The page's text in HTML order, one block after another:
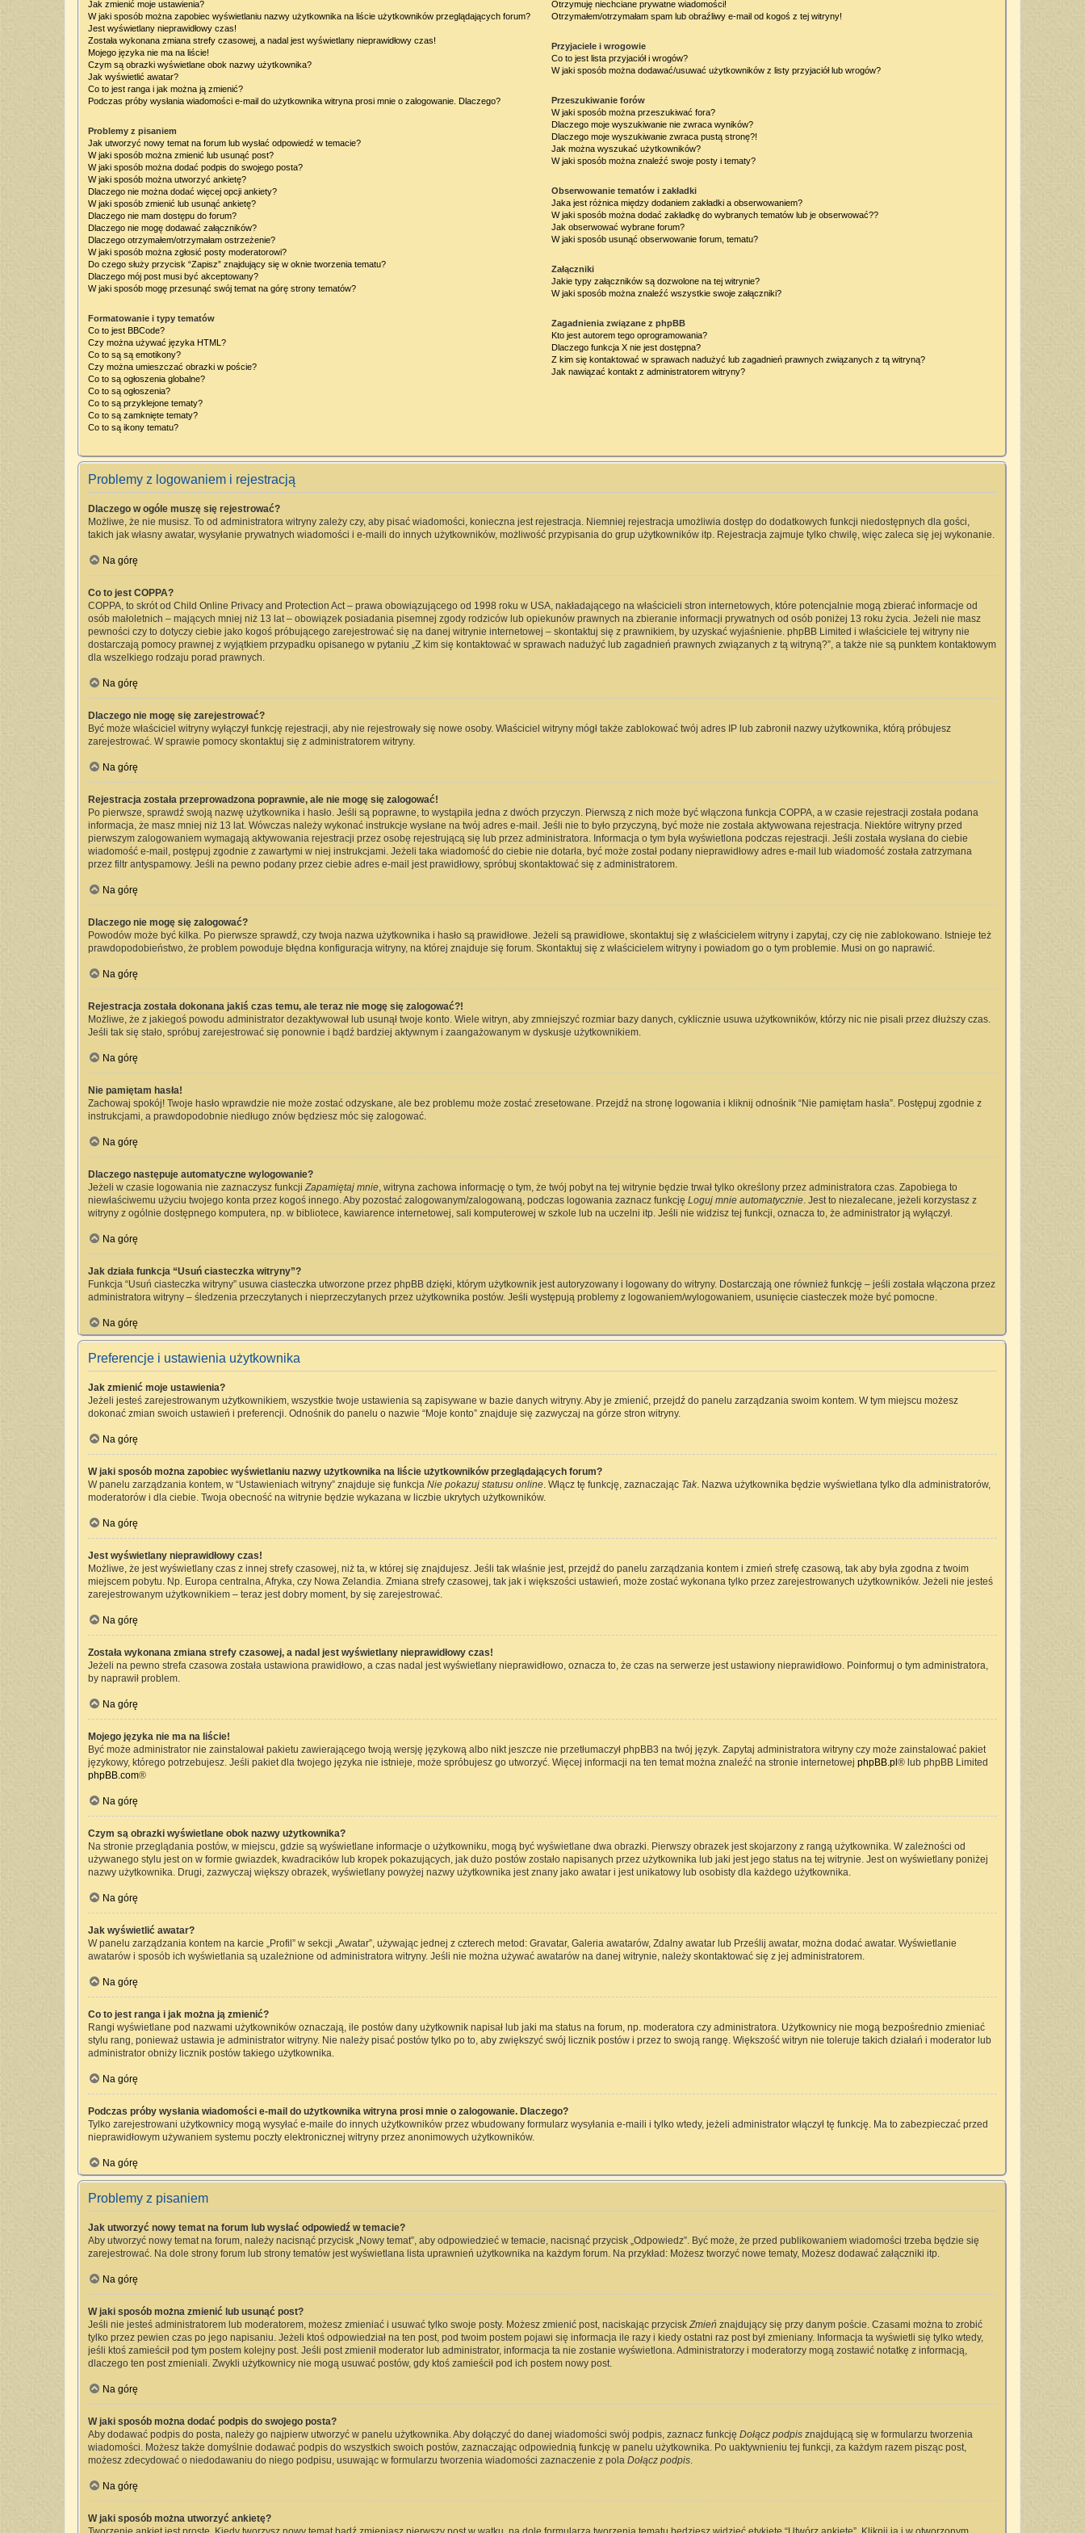
Jak zmienić moje ustawienia?
W jaki sposób można zapobiec wyświetlaniu nazwy użytkownika na liście użytkowników przeglądających forum?
Jest wyświetlany nieprawidłowy czas!
Została wykonana zmiana strefy czasowej, a nadal jest wyświetlany nieprawidłowy czas!
Mojego języka nie ma na liście!
Czym są obrazki wyświetlane obok nazwy użytkownika?
Jak wyświetlić awatar?
Co to jest ranga i jak można ją zmienić?
Podczas próby wysłania wiadomości e-mail do użytkownika witryna prosi mnie o zalogowanie. Dlaczego?
Problemy z pisaniem
Jak utworzyć nowy temat na forum lub wysłać odpowiedź w temacie?
W jaki sposób można zmienić lub usunąć post?
W jaki sposób można dodać podpis do swojego posta?
W jaki sposób można utworzyć ankietę?
Dlaczego nie można dodać więcej opcji ankiety?
W jaki sposób zmienić lub usunąć ankietę?
Dlaczego nie mam dostępu do forum?
Dlaczego nie mogę dodawać załączników?
Dlaczego otrzymałem/otrzymałam ostrzeżenie?
W jaki sposób można zgłosić posty moderatorowi?
Do czego służy przycisk “Zapisz” znajdujący się w oknie tworzenia tematu?
Dlaczego mój post musi być akceptowany?
W jaki sposób mogę przesunąć swój temat na górę strony tematów?
Formatowanie i typy tematów
Co to jest BBCode?
Czy można używać języka HTML?
Co to są są emotikony?
Czy można umieszczać obrazki w poście?
Co to są ogłoszenia globalne?
Co to są ogłoszenia?
Co to są przyklejone tematy?
Co to są zamknięte tematy?
Co to są ikony tematu?
Otrzymuję niechciane prywatne wiadomości!
Otrzymałem/otrzymałam spam lub obraźliwy e-mail od kogoś z tej witryny!
Przyjaciele i wrogowie
Co to jest lista przyjaciół i wrogów?
W jaki sposób można dodawać/usuwać użytkowników z listy przyjaciół lub wrogów?
Przeszukiwanie forów
W jaki sposób można przeszukiwać fora?
Dlaczego moje wyszukiwanie nie zwraca wyników?
Dlaczego moje wyszukiwanie zwraca pustą stronę?!
Jak można wyszukać użytkowników?
W jaki sposób można znaleźć swoje posty i tematy?
Obserwowanie tematów i zakładki
Jaka jest różnica między dodaniem zakładki a obserwowaniem?
W jaki sposób można dodać zakładkę do wybranych tematów lub je obserwować??
Jak obserwować wybrane forum?
W jaki sposób usunąć obserwowanie forum, tematu?
Załączniki
Jakie typy załączników są dozwolone na tej witrynie?
W jaki sposób można znaleźć wszystkie swoje załączniki?
Zagadnienia związane z phpBB
Kto jest autorem tego oprogramowania?
Dlaczego funkcja X nie jest dostępna?
Z kim się kontaktować w sprawach nadużyć lub zagadnień prawnych związanych z tą witryną?
Jak nawiązać kontakt z administratorem witryny?
Problemy z logowaniem i rejestracją
Dlaczego w ogóle muszę się rejestrować?
Możliwe, że nie musisz. To od administratora witryny zależy czy, aby pisać wiadomości, konieczna jest rejestracja. Niemniej rejestracja umożliwia dostęp do dodatkowych funkcji niedostępnych dla gości,
takich jak własny awatar, wysyłanie prywatnych wiadomości i e-maili do innych użytkowników, możliwość przypisania do grup użytkowników itp. Rejestracja zajmuje tylko chwilę, więc zaleca się jej wykonanie.
Na górę
Co to jest COPPA?
COPPA, to skrót od Child Online Privacy and Protection Act – prawa obowiązującego od 1998 roku w USA, nakładającego na właścicieli stron internetowych, które potencjalnie mogą zbierać informacje od
osób małoletnich – mających mniej niż 13 lat – obowiązek posiadania pisemnej zgody rodziców lub opiekunów prawnych na zbieranie informacji prywatnych od osób poniżej 13 roku życia. Jeżeli nie masz
pewności czy to dotyczy ciebie jako kogoś próbującego zarejestrować się na danej witrynie internetowej – skontaktuj się z prawnikiem, by uzyskać wyjaśnienie. phpBB Limited i właściciele tej witryny nie
dostarczają pomocy prawnej z wyjątkiem przypadku opisanego w pytaniu „Z kim się kontaktować w sprawach nadużyć lub zagadnień prawnych związanych z tą witryną?”, a także nie są punktem kontaktowym
dla wszelkiego rodzaju porad prawnych.
Na górę
Dlaczego nie mogę się zarejestrować?
Być może właściciel witryny wyłączył funkcję rejestracji, aby nie rejestrowały się nowe osoby. Właściciel witryny mógł także zablokować twój adres IP lub zabronił nazwy użytkownika, którą próbujesz
zarejestrować. W sprawie pomocy skontaktuj się z administratorem witryny.
Na górę
Rejestracja została przeprowadzona poprawnie, ale nie mogę się zalogować!
Po pierwsze, sprawdź swoją nazwę użytkownika i hasło. Jeśli są poprawne, to wystąpiła jedna z dwóch przyczyn. Pierwszą z nich może być włączona funkcja COPPA, a w czasie rejestracji została podana
informacja, że masz mniej niż 13 lat. Wówczas należy wykonać instrukcje wysłane na twój adres e-mail. Jeśli nie to było przyczyną, być może nie została aktywowana rejestracja. Niektóre witryny przed
pierwszym zalogowaniem wymagają aktywowania rejestracji przez osobę rejestrującą się lub przez administratora. Informacja o tym była wyświetlona podczas rejestracji. Jeśli została wysłana do ciebie
wiadomość e-mail, postępuj zgodnie z zawartymi w niej instrukcjami. Jeżeli taka wiadomość do ciebie nie dotarła, być może został podany nieprawidłowy adres e-mail lub wiadomość została zatrzymana
przez filtr antyspamowy. Jeśli na pewno podany przez ciebie adres e-mail jest prawidłowy, spróbuj skontaktować się z administratorem.
Na górę
Dlaczego nie mogę się zalogować?
Powodów może być kilka. Po pierwsze sprawdź, czy twoja nazwa użytkownika i hasło są prawidłowe. Jeżeli są prawidłowe, skontaktuj się z właścicielem witryny i zapytaj, czy cię nie zablokowano. Istnieje też
prawdopodobieństwo, że problem powoduje błędna konfiguracja witryny, na której znajduje się forum. Skontaktuj się z właścicielem witryny i powiadom go o tym problemie. Musi on go naprawić.
Na górę
Rejestracja została dokonana jakiś czas temu, ale teraz nie mogę się zalogować?!
Możliwe, że z jakiegoś powodu administrator dezaktywował lub usunął twoje konto. Wiele witryn, aby zmniejszyć rozmiar bazy danych, cyklicznie usuwa użytkowników, którzy nic nie pisali przez dłuższy czas.
Jeśli tak się stało, spróbuj zarejestrować się ponownie i bądź bardziej aktywnym i zaangażowanym w dyskusje użytkownikiem.
Na górę
Nie pamiętam hasła!
Zachowaj spokój! Twoje hasło wprawdzie nie może zostać odzyskane, ale bez problemu może zostać zresetowane. Przejdź na stronę logowania i kliknij odnośnik “Nie pamiętam hasła”. Postępuj zgodnie z
instrukcjami, a prawdopodobnie niedługo znów będziesz móc się zalogować.
Na górę
Dlaczego następuje automatyczne wylogowanie?
Jeżeli w czasie logowania nie zaznaczysz funkcjiZapamiętaj mnie, witryna zachowa informację o tym, że twój pobyt na tej witrynie będzie trwał tylko określony przez administratora czas. Zapobiega to
niewłaściwemu użyciu twojego konta przez kogoś innego. Aby pozostać zalogowanym/zalogowaną, podczas logowania zaznacz funkcję Loguj mnie automatycznie. Jest to niezalecane, jeżeli korzystasz z
witryny z ogólnie dostępnego komputera, np. w bibliotece, kawiarence internetowej, sali komputerowej w szkole lub na uczelni itp. Jeśli nie widzisz tej funkcji, oznacza to, że administrator ją wyłączył.
Na górę
Jak działa funkcja “Usuń ciasteczka witryny”?
Funkcja “Usuń ciasteczka witryny” usuwa ciasteczka utworzone przez phpBB dzięki, którym użytkownik jest autoryzowany i logowany do witryny. Dostarczają one również funkcję – jeśli została włączona przez
administratora witryny – śledzenia przeczytanych i nieprzeczytanych przez użytkownika postów. Jeśli występują problemy z logowaniem/wylogowaniem, usunięcie ciasteczek może być pomocne.
Na górę
Preferencje i ustawienia użytkownika
Jak zmienić moje ustawienia?
Jeżeli jesteś zarejestrowanym użytkownikiem, wszystkie twoje ustawienia są zapisywane w bazie danych witryny. Aby je zmienić, przejdź do panelu zarządzania swoim kontem. W tym miejscu możesz
dokonać zmian swoich ustawień i preferencji. Odnośnik do panelu o nazwie “Moje konto” znajduje się zazwyczaj na górze stron witryny.
Na górę
W jaki sposób można zapobiec wyświetlaniu nazwy użytkownika na liście użytkowników przeglądających forum?
W panelu zarządzania kontem, w “Ustawieniach witryny” znajduje się funkcja Nie pokazuj statusu online. Włącz tę funkcję, zaznaczając Tak. Nazwa użytkownika będzie wyświetlana tylko dla administratorów,
moderatorów i dla ciebie. Twoja obecność na witrynie będzie wykazana w liczbie ukrytych użytkowników.
Na górę
Jest wyświetlany nieprawidłowy czas!
Możliwe, że jest wyświetlany czas z innej strefy czasowej, niż ta, w której się znajdujesz. Jeśli tak właśnie jest, przejdź do panelu zarządzania kontem i zmień strefę czasową, tak aby była zgodna z twoim
miejscem pobytu. Np. Europa centralna, Afryka, czy Nowa Zelandia. Zmiana strefy czasowej, tak jak i większości ustawień, może zostać wykonana tylko przez zarejestrowanych użytkowników. Jeżeli nie jesteś
zarejestrowanym użytkownikiem – teraz jest dobry moment, by się zarejestrować.
Na górę
Została wykonana zmiana strefy czasowej, a nadal jest wyświetlany nieprawidłowy czas!
Jeżeli na pewno strefa czasowa została ustawiona prawidłowo, a czas nadal jest wyświetlany nieprawidłowo, oznacza to, że czas na serwerze jest ustawiony nieprawidłowo. Poinformuj o tym administratora,
by naprawił problem.
Na górę
Mojego języka nie ma na liście!
Być może administrator nie zainstalował pakietu zawierającego twoją wersję językową albo nikt jeszcze nie przetłumaczył phpBB3 na twój język. Zapytaj administratora witryny czy może zainstalować pakiet
językowy, którego potrzebujesz. Jeśli pakiet dla twojego języka nie istnieje, może spróbujesz go utworzyć. Więcej informacji na ten temat można znaleźć na stronie internetowej phpBB.pl ® lub phpBB Limited
phpBB.com®
Na górę
Czym są obrazki wyświetlane obok nazwy użytkownika?
Na stronie przeglądania postów, w miejscu, gdzie są wyświetlane informacje o użytkowniku, mogą być wyświetlane dwa obrazki. Pierwszy obrazek jest skojarzony z rangą użytkownika. W zależności od
używanego stylu jest on w formie gwiazdek, kwadracików lub kropek pokazujących, jak dużo postów zostało napisanych przez użytkownika lub jaki jest jego status na tej witrynie. Jest on wyświetlany poniżej
nazwy użytkownika. Drugi, zazwyczaj większy obrazek, wyświetlany powyżej nazwy użytkownika jest znany jako awatar i jest unikatowy lub osobisty dla każdego użytkownika.
Na górę
Jak wyświetlić awatar?
W panelu zarządzania kontem na karcie „Profil” w sekcji „Awatar”, używając jednej z czterech metod: Gravatar, Galeria awatarów, Zdalny awatar lub Prześlij awatar, można dodać awatar. Wyświetlanie
awatarów i sposób ich wyświetlania są uzależnione od administratora witryny. Jeśli nie można używać awatarów na danej witrynie, należy skontaktować się z jej administratorem.
Na górę
Co to jest ranga i jak można ją zmienić?
Rangi wyświetlane pod nazwami użytkowników oznaczają, ile postów dany użytkownik napisał lub jaki ma status na forum, np. moderatora czy administratora. Użytkownicy nie mogą bezpośrednio zmieniać
stylu rang, ponieważ ustawia je administrator witryny. Nie należy pisać postów tylko po to, aby zwiększyć swój licznik postów i przez to swoją rangę. Większość witryn nie toleruje takich działań i moderator lub
administrator obniży licznik postów takiego użytkownika.
Na górę
Podczas próby wysłania wiadomości e-mail do użytkownika witryna prosi mnie o zalogowanie. Dlaczego?
Tylko zarejestrowani użytkownicy mogą wysyłać e-maile do innych użytkowników przez wbudowany formularz wysyłania e-maili i tylko wtedy, jeżeli administrator włączył tę funkcję. Ma to zabezpieczać przed
nieprawidłowym używaniem systemu poczty elektronicznej witryny przez anonimowych użytkowników.
Na górę
Problemy z pisaniem
Jak utworzyć nowy temat na forum lub wysłać odpowiedź w temacie?
Aby utworzyć nowy temat na forum, należy nacisnąć przycisk „Nowy temat”, aby odpowiedzieć w temacie, nacisnąć przycisk „Odpowiedz”. Być może, że przed publikowaniem wiadomości trzeba będzie się
zarejestrować. Na dole strony forum lub strony tematów jest wyświetlana lista uprawnień użytkownika na każdym forum. Na przykład: Możesz tworzyć nowe tematy, Możesz dodawać załączniki itp.
Na górę
W jaki sposób można zmienić lub usunąć post?
Jeśli nie jesteś administratorem lub moderatorem, możesz zmieniać i usuwać tylko swoje posty. Możesz zmienić post, naciskając przyciskZmień znajdujący się przy danym poście. Czasami można to zrobić
tylko przez pewien czas po jego napisaniu. Jeżeli ktoś odpowiedział na ten post, pod twoim postem pojawi się informacja ile razy i kiedy ostatni raz post był zmieniany. Informacja ta wyświetli się tylko wtedy,
jeśli ktoś zamieścił pod tym postem kolejny post. Jeśli post zmienił moderator lub administrator, informacja ta nie zostanie wyświetlona. Administratorzy i moderatorzy mogą zostawić notatkę z informacją,
dlaczego ten post zmieniali. Zwykli użytkownicy nie mogą usuwać postów, gdy ktoś zamieścił pod ich postem nowy post.
Na górę
W jaki sposób można dodać podpis do swojego posta?
Aby dodawać podpis do posta, należy go najpierw utworzyć w panelu użytkownika. Aby dołączyć do danej wiadomości swój podpis, zaznacz funkcję Dołącz podpis znajdującą się w formularzu tworzenia
wiadomości. Możesz także domyślnie dodawać podpis do wszystkich swoich postów, zaznaczając odpowiednią funkcję w panelu użytkownika. Po uaktywnieniu tej funkcji, za każdym razem pisząc post,
możesz zdecydować o niedodawaniu do niego podpisu, usuwając w formularzu tworzenia wiadomości zaznaczenie z pola Dołącz podpis.
Na górę
W jaki sposób można utworzyć ankietę?